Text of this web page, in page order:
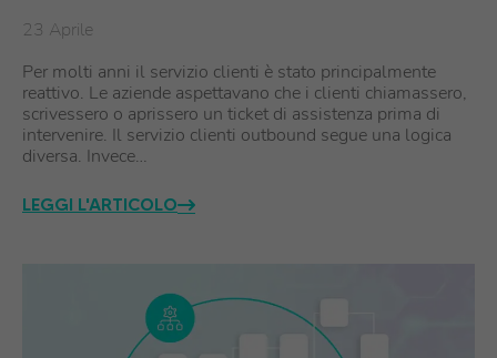
23 Aprile
Per molti anni il servizio clienti è stato principalmente
reattivo. Le aziende aspettavano che i clienti chiamassero,
scrivessero o aprissero un ticket di assistenza prima di
intervenire. Il servizio clienti outbound segue una logica
diversa. Invece…
LEGGI L'ARTICOLO